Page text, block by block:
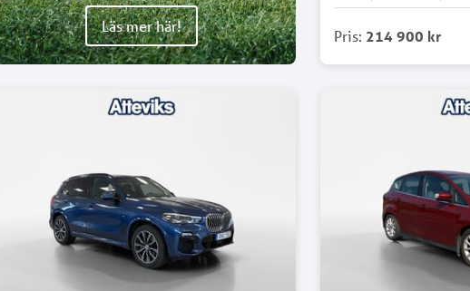
Läs mer här!
Pris: 214 900 kr